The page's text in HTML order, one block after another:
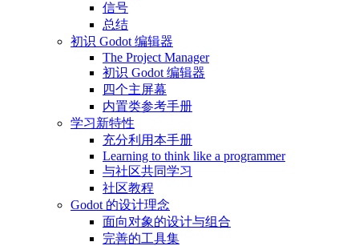
信号
总结
初识 Godot 编辑器
The Project Manager
初识 Godot 编辑器
四个主屏幕
内置类参考手册
学习新特性
充分利用本手册
Learning to think like a programmer
与社区共同学习
社区教程
Godot 的设计理念
面向对象的设计与组合
完善的工具集